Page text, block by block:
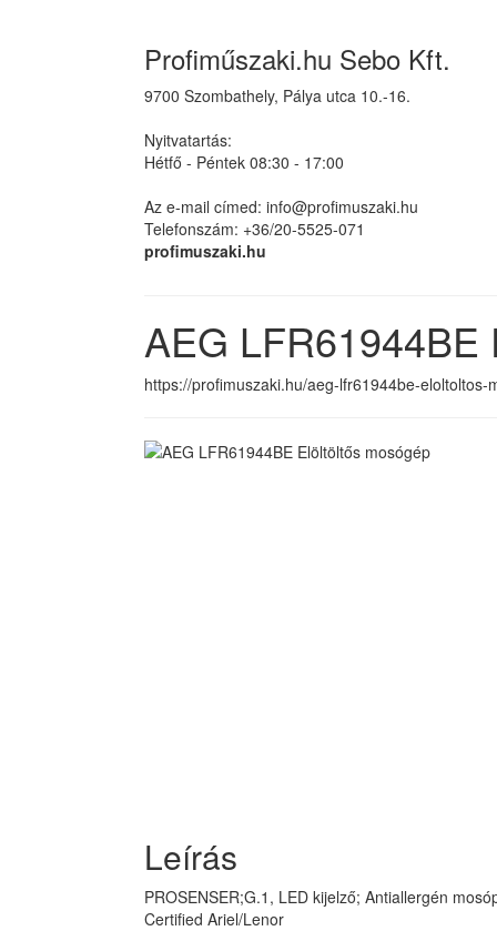
Profiműszaki.hu Sebo Kft.
9700 Szombathely, Pálya utca 10.-16.
Nyitvatartás:
Hétfő - Péntek 08:30 - 17:00
Az e-mail címed: info@profimuszaki.hu
Telefonszám: +36/20-5525-071
profimuszaki.hu
AEG
https://profimuszaki.hu/aeg-lfr61944be-eloltoltos-
Leírás
PROSENSER;G.1, LED kijelző; Antiallergén
Certified Ariel/Lenor